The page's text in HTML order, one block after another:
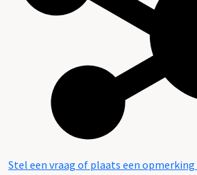
Stel een vraag of plaats een